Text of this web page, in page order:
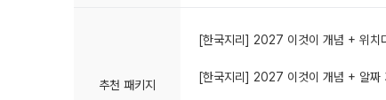
추천 패키지
[한국지리] 2027 이것이 개념 + 위치
[한국지리] 2027 이것이 개념 + 알짜